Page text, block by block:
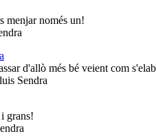
menjar només un!
d'allò més bé veient com
Sendra
grans!